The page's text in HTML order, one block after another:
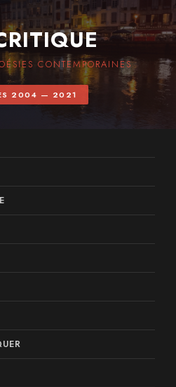
CONTEMPORAINES
2004 — 2021